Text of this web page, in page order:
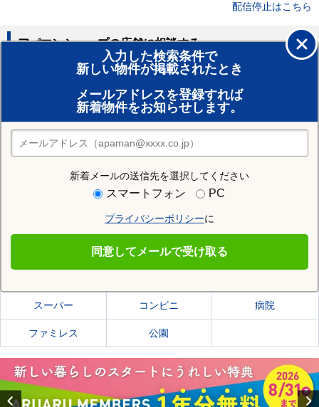
配信停止はこちら
入力した検索条件で
新しい物件が掲載されたとき
メールアドレスを登録すれば
新着物件をお知らせします。
新着メールの送信先を選択してください
スマートフォン PC
プライバシーポリシーに
同意してメールで受け取る
アパマンショップの店舗に相談する
賃貸のプロがお部屋探し！
おまかせ物件リクエスト
住みたい街の店舗を探す
店舗検索
住む街研究所で瀬戸市の情報を見る
瀬戸市の施設一覧
スーパー コンビニ 病院
ファミレス 公園
Previous